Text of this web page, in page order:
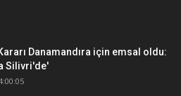
Danamandıra için emsal oldu:
Silivri'de'